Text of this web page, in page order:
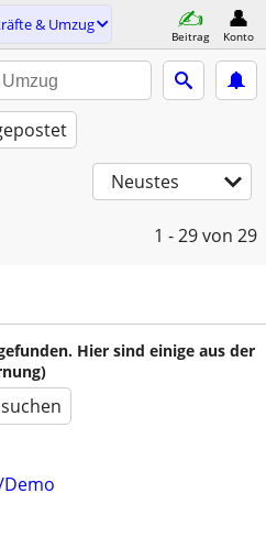
& Umzug
Beitrag Konto
Neustes
1 - 29von 29
Hier sind einige aus der
Demo